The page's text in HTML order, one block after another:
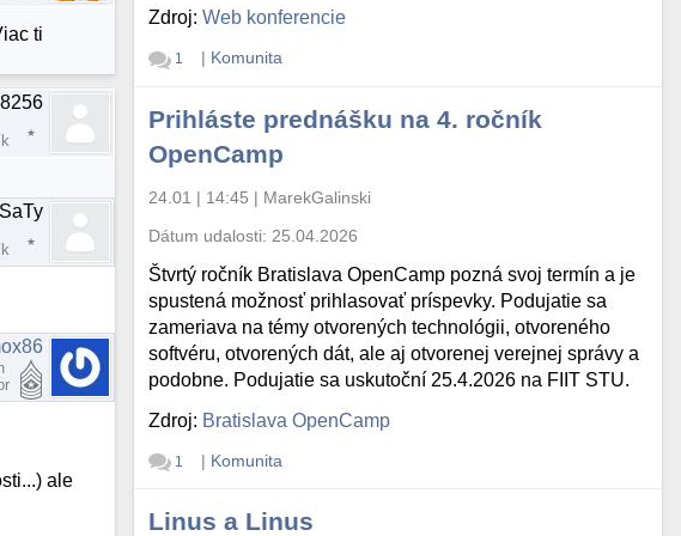
ti
ale
Zdroj:Web konferencie
1 | Komunita
Prihláste prednášku na 4. ročník
OpenCamp
24.01 | 14:45 | MarekGalinski
Dátum udalosti: 25.04.2026
Štvrtý ročník Bratislava OpenCamp pozná svoj termín a je
spustená možnosť prihlasovať príspevky. Podujatie sa
zameriava na témy otvorených technológii, otvoreného
softvéru, otvorených dát, ale aj otvorenej verejnej správy a
podobne. Podujatie sa uskutoční 25.4.2026 na FIIT STU.
Zdroj: Bratislava OpenCamp
1 | Komunita
Linus a Linus